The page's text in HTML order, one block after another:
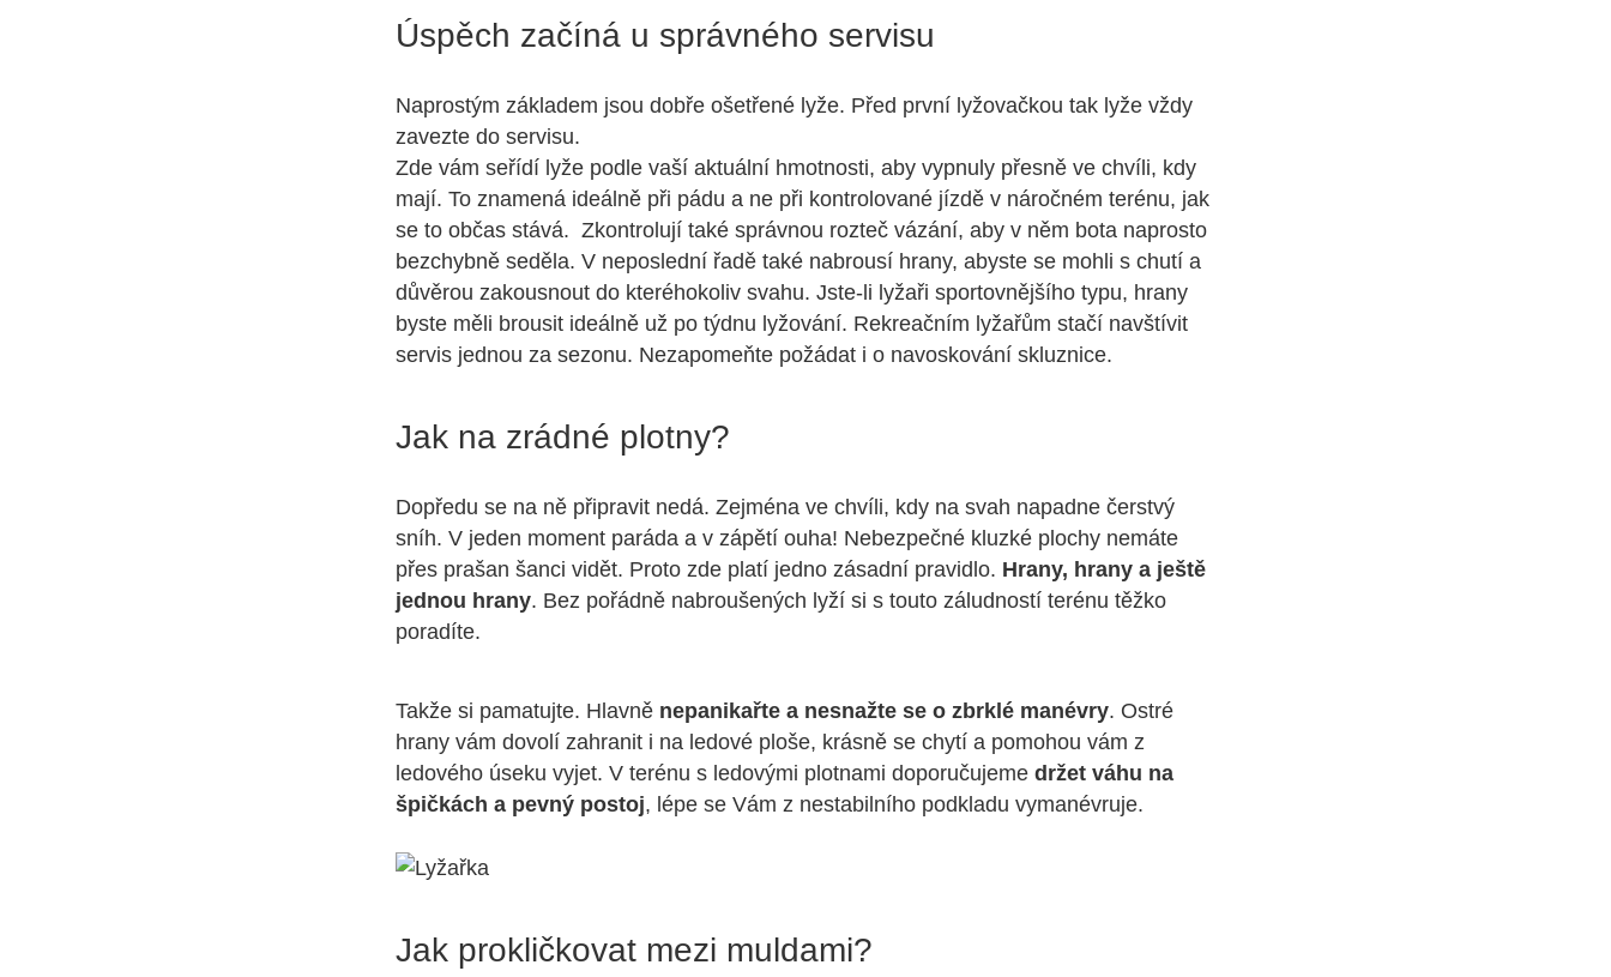
Úspěch začíná u správného servisu
Naprostým základem jsou dobře ošetřené lyže. Před první lyžovačkou tak lyže vždy
zavezte do servisu.
Zde vám seřídí lyže podle vaší aktuální hmotnosti, aby vypnuly přesně ve chvíli, kdy
mají. To znamená ideálně při pádu a ne při kontrolované jízdě v náročném terénu, jak
se to občas stává. Zkontrolují také správnou rozteč vázání, aby v něm bota naprosto
bezchybně seděla. V neposlední řadě také nabrousí hrany, abyste se mohli s chutí a
důvěrou zakousnout do kteréhokoliv svahu. Jste-li lyžaři sportovnějšího typu, hrany
byste měli brousit ideálně už po týdnu lyžování. Rekreačním lyžařům stačí navštívit
servis jednou za sezonu. Nezapomeňte požádat i o navoskování skluznice.
Jak na zrádné plotny?
Dopředu se na ně připravit nedá. Zejména ve chvíli, kdy na svah napadne čerstvý
sníh. V jeden moment paráda a v zápětí ouha! Nebezpečné kluzké plochy nemáte
přes prašan šanci vidět. Proto zde platí jedno zásadní pravidlo. Hrany, hrany a ještě
jednou hrany. Bez pořádně nabroušených lyží si s touto záludností terénu těžko
poradíte.
Takže si pamatujte. Hlavně nepanikařte a nesnažte se o zbrklé manévry. Ostré
hrany vám dovolí zahranit i na ledové ploše, krásně se chytí a pomohou vám z
ledového úseku vyjet. V terénu s ledovými plotnami doporučujeme držet váhu na
špičkách a pevný postoj, lépe se Vám z nestabilního podkladu vymanévruje.
Jak prokličkovat mezi muldami?